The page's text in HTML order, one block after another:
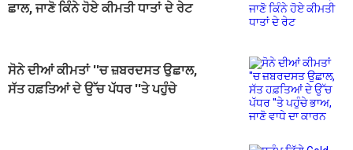
ਛਾਲ, ਜਾਣੋ ਕਿੰਨੇ ਹੋਏ ਕੀਮਤੀ ਧਾਤਾਂ ਦੇ ਰੇਟ
ਸੋਨੇ ਦੀਆਂ ਕੀਮਤਾਂ ''ਚ ਜ਼ਬਰਦਸਤ ਉਛਾਲ,
ਸੱਤ ਹਫ਼ਤਿਆਂ ਦੇ ਉੱਚ ਪੱਧਰ ''ਤੇ ਪਹੁੰਚੇ